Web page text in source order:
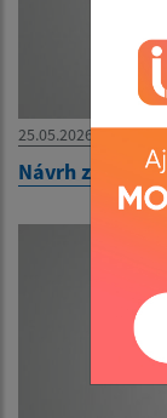
25.05.2026
Návrh